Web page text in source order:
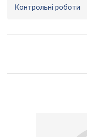
Контрольні роботи